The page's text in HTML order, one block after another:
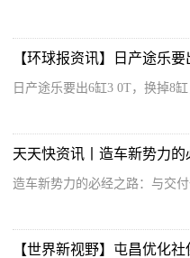
日产途乐要出6缸3 0T，换掉8
造车新势力的必经之路：与交
【世界新视野】屯昌优化